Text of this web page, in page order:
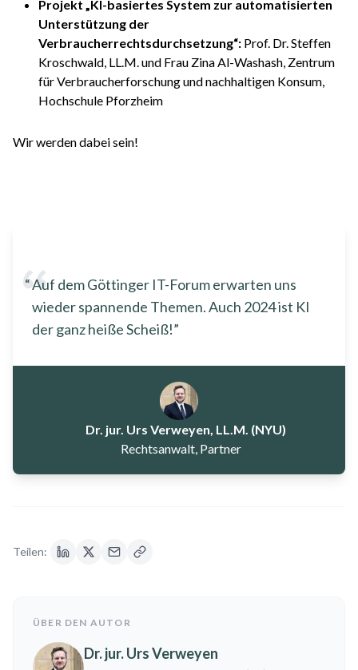
Projekt „KI-basiertes System zur automatisierten
Unterstützung der
Verbraucherrechtsdurchsetzung“: ​Prof. Dr. Steffen
Kroschwald, LL.M. und Frau Zina Al-Washash, Zentrum
für Verbraucherforschung und nachhaltigen Konsum,
Hochschule Pforzheim
Wir werden dabei sein!
Auf dem Göttinger IT-Forum erwarten uns
wieder spannende Themen. Auch 2024 ist KI
der ganz heiße Scheiß!
Dr. jur. Urs Verweyen, LL.M. (NYU)
Rechtsanwalt, Partner
Teilen:
ÜBER DEN AUTOR
Dr. jur. Urs Verweyen